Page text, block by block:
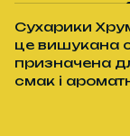
Сухарики
це вишукана
призначена
смак і